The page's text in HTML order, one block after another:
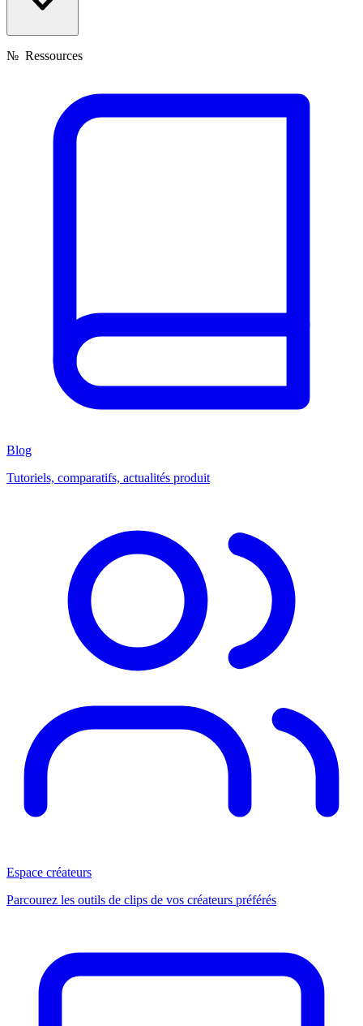
№ Ressources
Blog
Tutoriels, comparatifs, actualités produit
Espace créateurs
Parcourez les outils de clips de vos créateurs préférés